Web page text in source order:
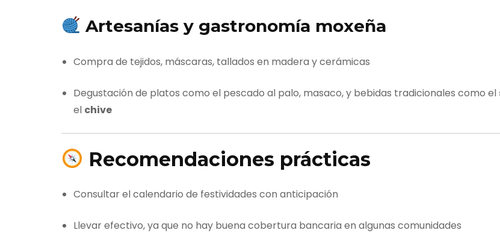
Artesanías y gastronomía moxeña
Compra de tejidos, máscaras, tallados en madera y cerámicas
Degustación de platos como el pescado al palo, masaco, y bebidas tradicionales como el
el chive
Recomendaciones prácticas
Consultar el calendario de festividades con anticipación
Llevar efectivo, ya que no hay buena cobertura bancaria en algunas comunidades